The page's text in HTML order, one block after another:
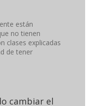
están
no tienen
clases explicadas
de tener
cambiar el